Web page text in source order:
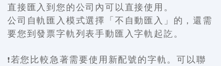
直接匯入到您的公司內可以直接使用。
公司自軌匯入模式選擇「不自動匯入」的，還需
要您到發票字軌列表手動匯入字軌起訖。
❗若您比較急著需要使用新配號的字軌。可以聯